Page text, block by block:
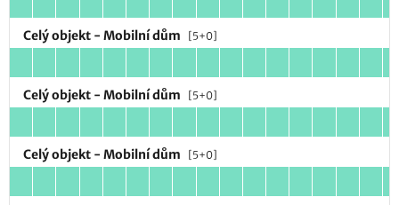
Celý objekt - Mobilní dům [5+0]
Celý objekt - Mobilní dům [5+0]
Celý objekt - Mobilní dům [5+0]